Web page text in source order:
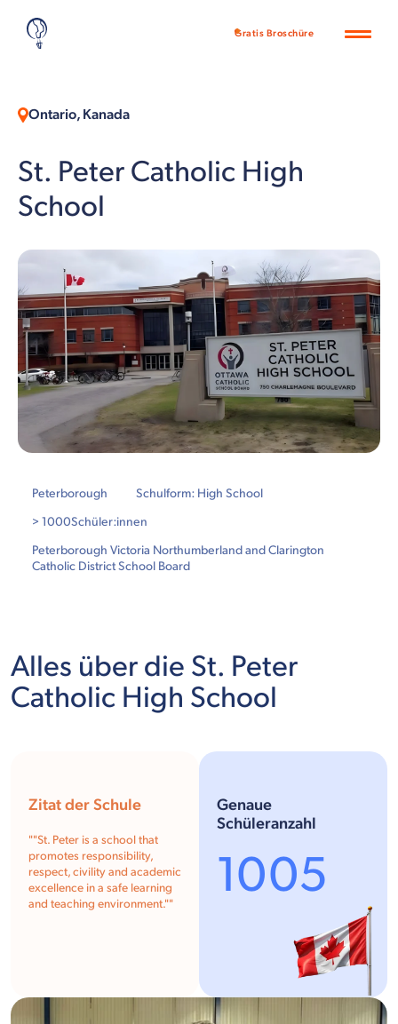
Gratis Broschüre
Ontario, Kanada
St. Peter Catholic High
School
Peterborough
Schulform: High School
> 1000Schüler:innen
Peterborough Victoria Northumberland and Clarington
Catholic District School Board
Alles über die St. Peter
Catholic High School
Zitat der Schule
""St. Peter is a school that
promotes responsibility,
respect, civility and academic
excellence in a safe learning
and teaching environment.""
Genaue
Schüleranzahl
1005